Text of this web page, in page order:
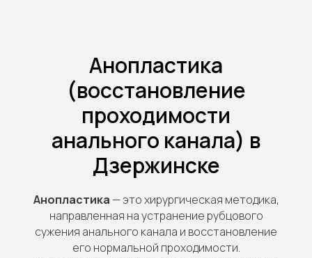
Анопластика
(восстановление
проходимости
анального канала) в
Дзержинске
Анопластика — это хирургическая методика,
направленная на устранение рубцового
сужения анального канала и восстановление
его нормальной проходимости.